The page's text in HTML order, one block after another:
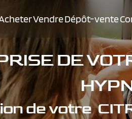
VendreDépôt-vente
DE
de votre